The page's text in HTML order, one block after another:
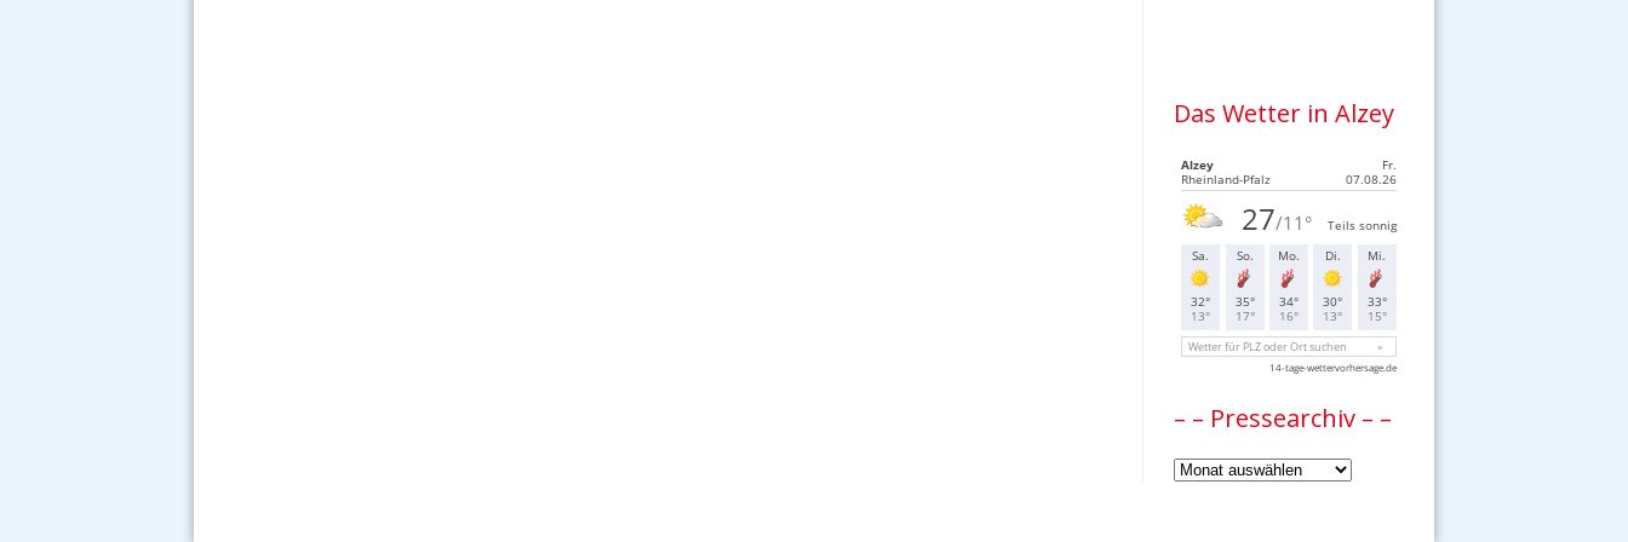
Das Wetter in Alzey
– – Pressearchiv – –